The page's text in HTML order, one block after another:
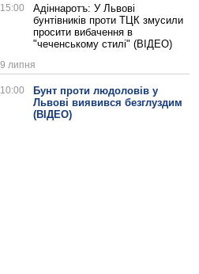
15:00
Адіннаротъ: У Львові
бунтівників проти ТЦК змусили
просити вибачення в
"чеченському стилі" (ВІДЕО)
9 липня
10:00
Бунт проти людоловів у
Львові виявився безглуздим
(ВІДЕО)